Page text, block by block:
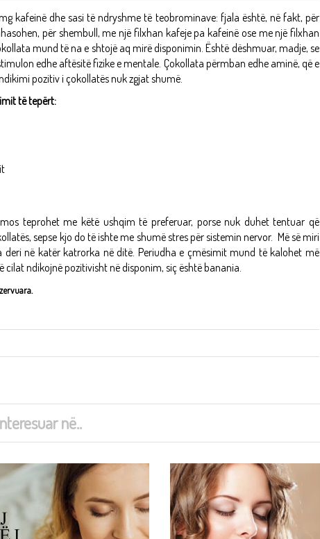
kafeinë dhe sasi të ndryshme të teobrominave: fjala është, në fakt, për
për shembull, me një filxhan kafeje pa kafeinë ose me një filxhan
mund të na e shtojë aq mirë disponimin. Është dëshmuar, madje, se
edhe aftësitë fizike e mentale. Çokollata përmban edhe aminë, që e
pozitiv i çokollatës nuk zgjat shumë.
të tepërt:
teprohet me këtë ushqim të preferuar, porse nuk duhet tentuar që
sepse kjo do të ishte me shumë stres për sistemin nervor. Më së miri
deri në katër katrorka në ditë. Periudha e çmësimit mund të kalohet më
ndikojnë pozitivisht në disponim, siç është banania.
në..